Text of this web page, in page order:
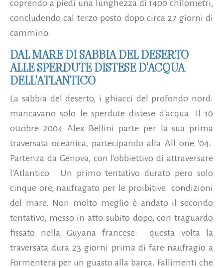
coprendo a piedi una lunghezza di 1400 chilometri,
concludendo cal terzo posto dopo circa 27 giorni di
cammino.
DAL MARE DI SABBIA DEL DESERTO
ALLE SPERDUTE DISTESE D'ACQUA
DELL'ATLANTICO
La sabbia del deserto, i ghiacci del profondo nord:
mancavano solo le sperdute distese d'acqua. Il 10
ottobre 2004 Alex Bellini parte per la sua prima
traversata oceanica, partecipando alla All one '04.
Partenza da Genova, con l'obbiettivo di attraversare
l'Atlantico. Un primo tentativo durato pero solo
cinque ore, naufragato per le proibitive condizioni
del mare. Non molto meglio è andato il secondo
tentativo, messo in atto subito dopo, con traguardo
fissato nella Guyana francese: questa volta la
traversata dura 23 giorni prima di fare naufragio a
Formentera per un guasto alla barca. Fallimenti che